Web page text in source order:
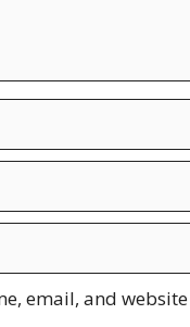
email, and